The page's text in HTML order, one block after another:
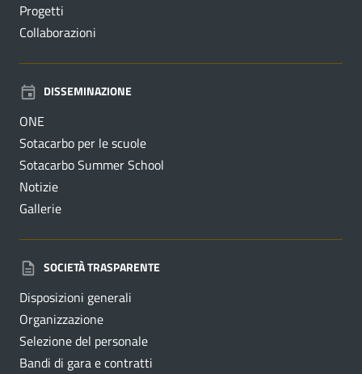
Progetti
Collaborazioni
DISSEMINAZIONE
ONE
Sotacarbo per le scuole
Sotacarbo Summer School
Notizie
Gallerie
SOCIETÀ TRASPARENTE
Disposizioni generali
Organizzazione
Selezione del personale
Bandi di gara e contratti